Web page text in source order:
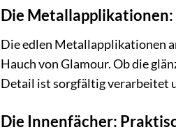
Die
Die edlen Metallapplikationen
Hauch von Glamour. Ob die
Detail ist sorgfältig verarbeitet
Die Innenfächer: